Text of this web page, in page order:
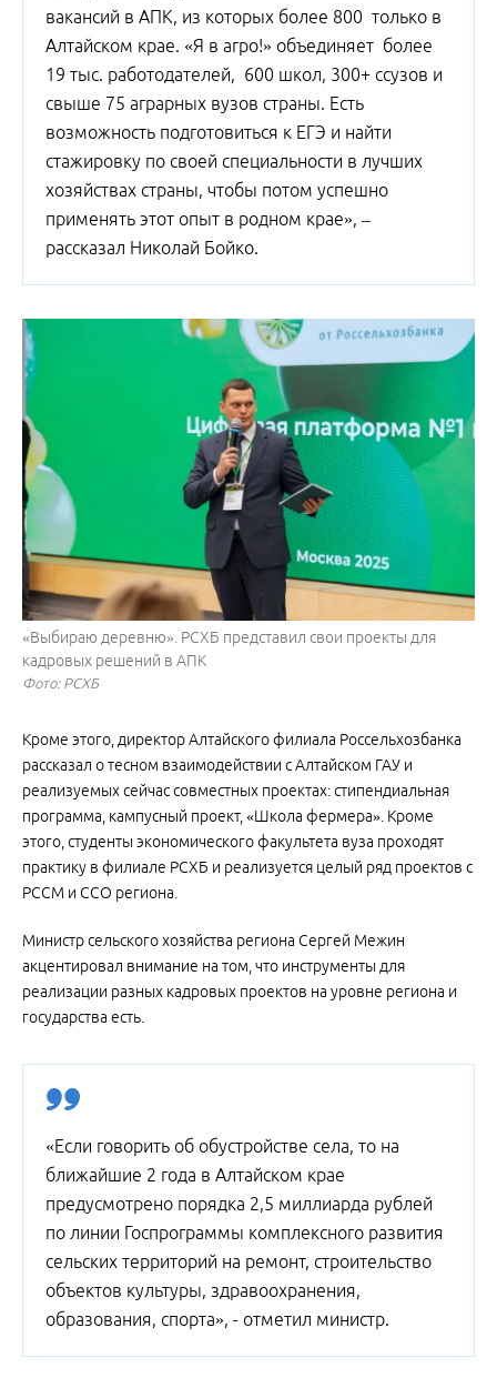
вакансий в АПК, из которых более 800 только в
Алтайском крае. «Я в агро!» объединяет более
19 тыс. работодателей, 600 школ, 300+ ссузов и
свыше 75 аграрных вузов страны. Есть
возможность подготовиться к ЕГЭ и найти
стажировку по своей специальности в лучших
хозяйствах страны, чтобы потом успешно
применять этот опыт в родном крае», –
рассказал Николай Бойко.
«Выбираю деревню». РСХБ представил свои проекты для
кадровых решений в АПК
Фото: РСХБ
Кроме этого, директор Алтайского филиала Россельхозбанка
рассказал о тесном взаимодействии с Алтайском ГАУ и
реализуемых сейчас совместных проектах: стипендиальная
программа, кампусный проект, «Школа фермера». Кроме
этого, студенты экономического факультета вуза проходят
практику в филиале РСХБ и реализуется целый ряд проектов с
РССМ и ССО региона.
Министр сельского хозяйства региона Сергей Межин
акцентировал внимание на том, что инструменты для
реализации разных кадровых проектов на уровне региона и
государства есть.
«Если говорить об обустройстве села, то на
ближайшие 2 года в Алтайском крае
предусмотрено порядка 2,5 миллиарда рублей
по линии Госпрограммы комплексного развития
сельских территорий на ремонт, строительство
объектов культуры, здравоохранения,
образования, спорта», - отметил министр.